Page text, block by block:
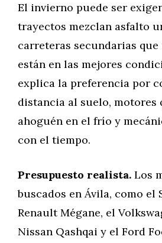
El invierno puede ser
trayectos mezclan asfalto
carreteras secundarias que
están en las mejores
explica la preferencia por
distancia al suelo, motores
ahoguén en el frío y
con el tiempo.
Presupuesto realista. Los
buscados en Ávila, como el
Renault Mégane, el
Nissan Qashqai y el Ford